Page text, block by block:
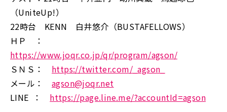
（UniteUp!）
22時台 KENN 白井悠介（BUSTAFELLOWS）
ＨＰ ：
https://www.joqr.co.jp/qr/program/agson/
ＳＮＳ： https://twitter.com/_agson_
メール： agson@joqr.net
LINE ： https://page.line.me/?accountId=agson